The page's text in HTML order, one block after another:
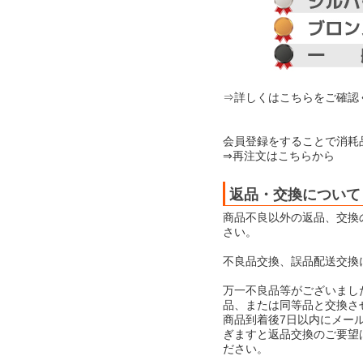
⇒詳しくはこちらをご確認
会員登録をすることで消
⇒再注文はこちらから
返品・交換について
商品不良以外の返品、交
さい。
不良品交換、誤品配送交
万一不良品等がございま
品、または同等品と交換
商品到着後7日以内にメー
ぎますと返品交換のご要
ださい。